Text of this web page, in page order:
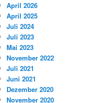
April 2026
April 2025
Juli 2024
Juli 2023
Mai 2023
November 2022
Juli 2021
Juni 2021
Dezember 2020
November 2020